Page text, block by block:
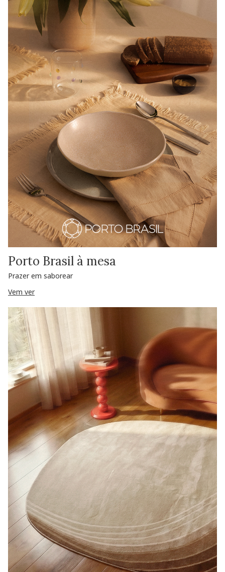
Porto Brasil à mesa
Prazer em saborear
Vem ver